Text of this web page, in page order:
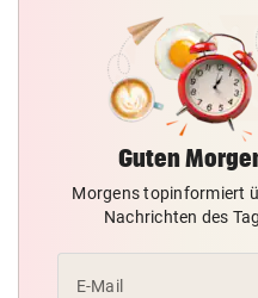
Guten
Morgens topinformiert
Nachrichten des
E-Mail